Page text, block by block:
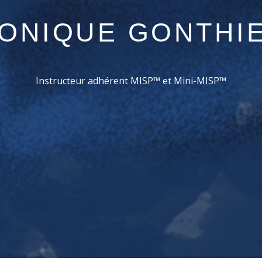
Instructeur adhérent MISP™ et Mini-MISP™